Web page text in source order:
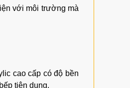
với môi trường mà
cao cấp có độ bền
tiện dụng.